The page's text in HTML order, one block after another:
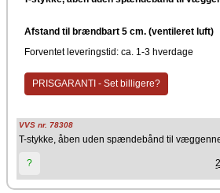
Afstand til brændbart 5 cm. (ventileret luft)
Forventet leveringstid: ca. 1-3 hverdage
PRISGARANTI - Set billigere?
VVS nr. 78308
T-stykke, åben uden spændebånd til
?